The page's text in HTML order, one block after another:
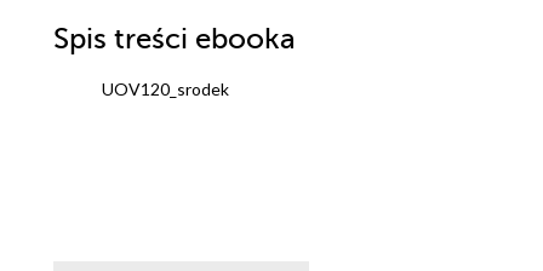
Spis treści ebooka
UOV120_srodek